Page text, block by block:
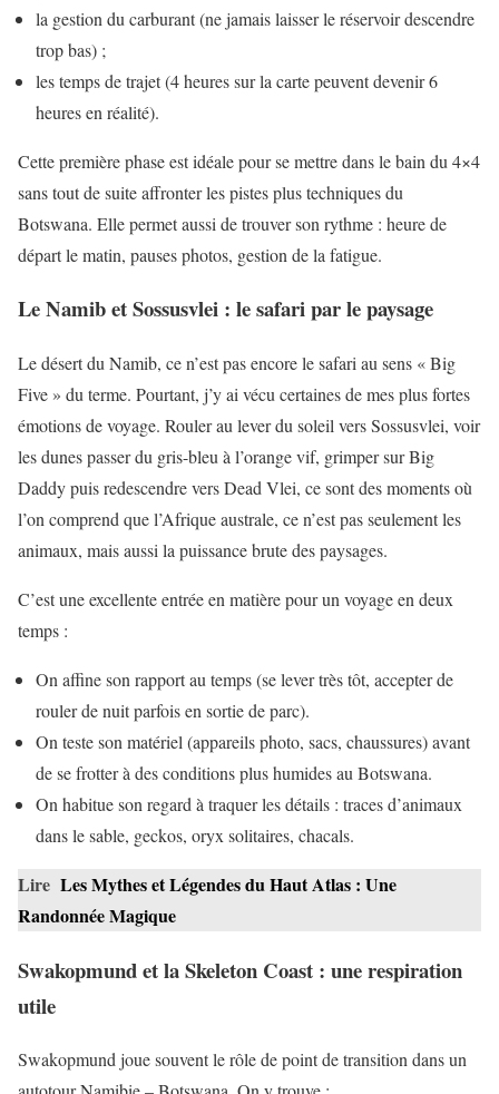
la gestion du carburant (ne jamais laisser le réservoir descendre
trop bas) ;
les temps de trajet (4 heures sur la carte peuvent devenir 6
heures en réalité).
Cette première phase est idéale pour se mettre dans le bain du 4×4
sans tout de suite affronter les pistes plus techniques du
Botswana. Elle permet aussi de trouver son rythme : heure de
départ le matin, pauses photos, gestion de la fatigue.
Le Namib et Sossusvlei : le safari par le paysage
Le désert du Namib, ce n’est pas encore le safari au sens « Big
Five » du terme. Pourtant, j’y ai vécu certaines de mes plus fortes
émotions de voyage. Rouler au lever du soleil vers Sossusvlei, voir
les dunes passer du gris-bleu à l’orange vif, grimper sur Big
Daddy puis redescendre vers Dead Vlei, ce sont des moments où
l’on comprend que l’Afrique australe, ce n’est pas seulement les
animaux, mais aussi la puissance brute des paysages.
C’est une excellente entrée en matière pour un voyage en deux
temps :
On affine son rapport au temps (se lever très tôt, accepter de
rouler de nuit parfois en sortie de parc).
On teste son matériel (appareils photo, sacs, chaussures) avant
de se frotter à des conditions plus humides au Botswana.
On habitue son regard à traquer les détails : traces d’animaux
dans le sable, geckos, oryx solitaires, chacals.
Lire Les Mythes et Légendes du Haut Atlas : Une
Randonnée Magique
Swakopmund et la Skeleton Coast : une respiration
utile
Swakopmund joue souvent le rôle de point de transition dans un